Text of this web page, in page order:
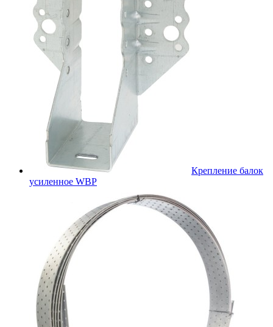
Крепление балок
усиленное WBР